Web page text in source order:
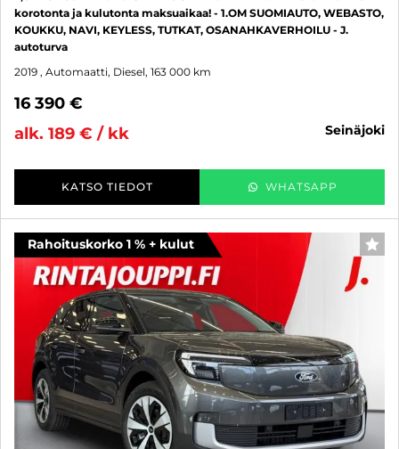
korotonta ja kulutonta maksuaikaa! - 1.OM SUOMIAUTO, WEBASTO,
KOUKKU, NAVI, KEYLESS, TUTKAT, OSANAHKAVERHOILU - J.
autoturva
2019 , Automaatti, Diesel, 163 000 km
16 390 €
alk. 189 € / kk
seinäjoki
KATSO TIEDOT WHATSAPP
Rahoituskorko 1 % + kulut